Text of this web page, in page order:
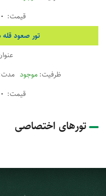
تور صعود قله
موجود
تورهای اختصاصی